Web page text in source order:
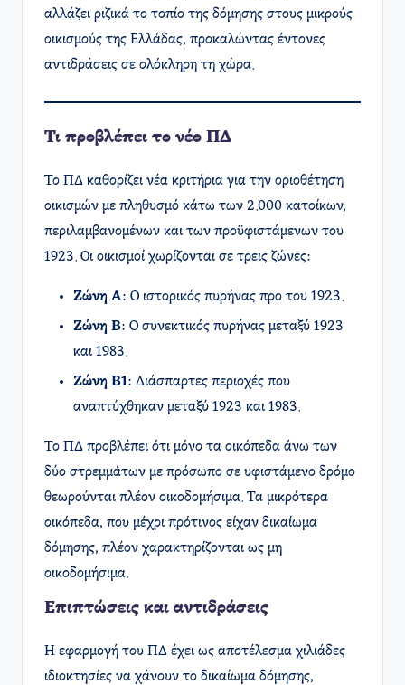
αλλάζει ριζικά το τοπίο της δόμησης στους μικρούς
οικισμούς της Ελλάδας, προκαλώντας έντονες
αντιδράσεις σε ολόκληρη τη χώρα.​
Τι προβλέπει το νέο ΠΔ
Το ΠΔ καθορίζει νέα κριτήρια για την οριοθέτηση
οικισμών με πληθυσμό κάτω των 2.000 κατοίκων,
περιλαμβανομένων και των προϋφιστάμενων του
1923. Οι οικισμοί χωρίζονται σε τρεις ζώνες:​
Ζώνη Α: Ο ιστορικός πυρήνας προ του 1923.
Ζώνη Β: Ο συνεκτικός πυρήνας μεταξύ 1923
και 1983.
Ζώνη Β1: Διάσπαρτες περιοχές που
αναπτύχθηκαν μεταξύ 1923 και 1983.​
Το ΠΔ προβλέπει ότι μόνο τα οικόπεδα άνω των
δύο στρεμμάτων με πρόσωπο σε υφιστάμενο δρόμο
θεωρούνται πλέον οικοδομήσιμα. Τα μικρότερα
οικόπεδα, που μέχρι πρότινος είχαν δικαίωμα
δόμησης, πλέον χαρακτηρίζονται ως μη
οικοδομήσιμα. ​
Επιπτώσεις και αντιδράσεις
Η εφαρμογή του ΠΔ έχει ως αποτέλεσμα χιλιάδες
ιδιοκτησίες να χάνουν το δικαίωμα δόμησης,